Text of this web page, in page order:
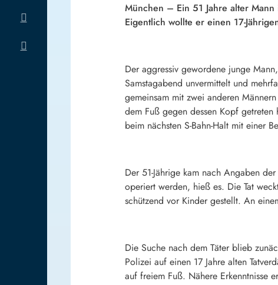
München – Ein 51 Jahre alter
Eigentlich wollte er einen 17-
Der aggressiv gewordene junge
Samstagabend unvermittelt und
gemeinsam mit zwei anderen
dem Fuß gegen dessen Kopf
beim nächsten S-Bahn-Halt mit einer
Der 51-Jährige kam nach Angaben
operiert werden, hieß es. Die Tat
schützend vor Kinder gestellt. An
Die Suche nach dem Täter blieb
Polizei auf einen 17 Jahre alten
auf freiem Fuß. Nähere Erkenntnisse